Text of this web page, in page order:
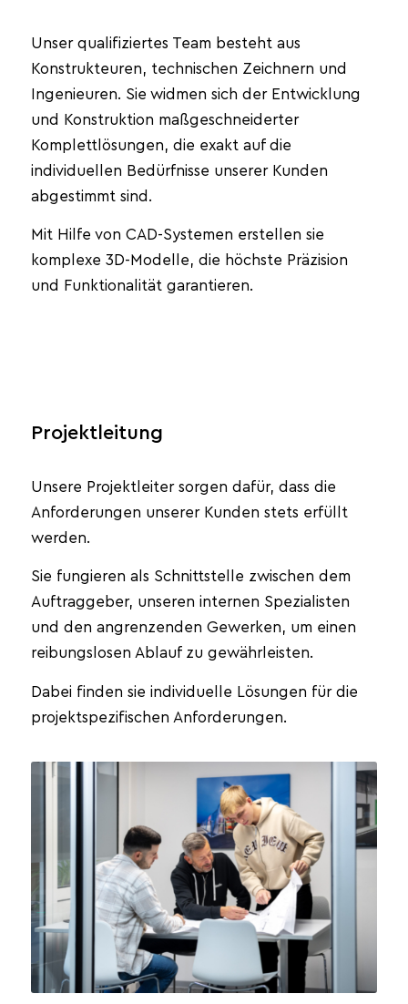
Unser qualifiziertes Team besteht aus
Konstrukteuren, technischen Zeichnern und
Ingenieuren. Sie widmen sich der Entwicklung
und Konstruktion maßgeschneiderter
Komplettlösungen, die exakt auf die
individuellen Bedürfnisse unserer Kunden
abgestimmt sind.
Mit Hilfe von CAD-Systemen erstellen sie
komplexe 3D-Modelle, die höchste Präzision
und Funktionalität garantieren.
Projektleitung
Unsere Projektleiter sorgen dafür, dass die
Anforderungen unserer Kunden stets erfüllt
werden.
Sie fungieren als Schnittstelle zwischen dem
Auftraggeber, unseren internen Spezialisten
und den angrenzenden Gewerken, um einen
reibungslosen Ablauf zu gewährleisten.
Dabei finden sie individuelle Lösungen für die
projektspezifischen Anforderungen.